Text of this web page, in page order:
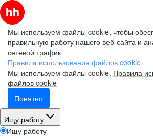
Мы используем файлы cookie, чтобы
правильную работу нашего веб-сайта и
сетевой трафик.
Правила использования файлов cookie
Мы используем файлы cookie. Правила
файлов cookie
Понятно
Ищу работу
Ищу работу